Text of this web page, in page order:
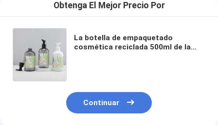
Obtenga El Mejor Precio Por
La botella de empaquetado
cosmética reciclada 500ml de la
Continuar